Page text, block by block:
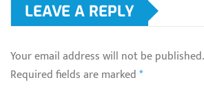
LEAVE A REPLY
Your email address will not be published.
Required fields are marked*